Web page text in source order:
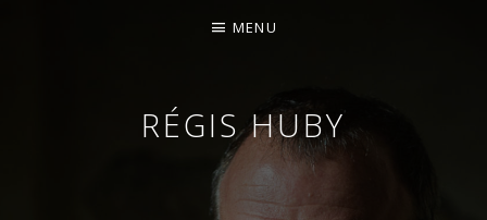
RÉGIS HUBY
VIOLONISTE – IMPROVISATEUR – COMPOSITEUR
MENU